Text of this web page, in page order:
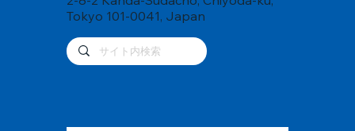
Tokyo 101-0041, Japan